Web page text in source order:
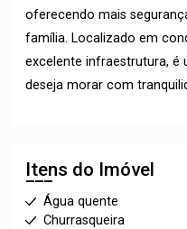
oferecendo mais
família. Localizado em
excelente infraestrutura, é
deseja morar com
Itens do Imóvel
Água quente
Churrasqueira